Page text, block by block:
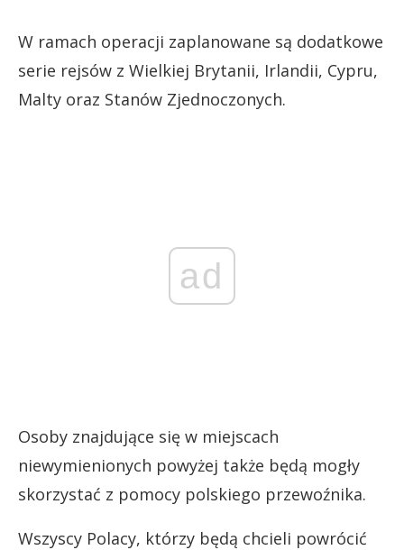
W ramach operacji zaplanowane są dodatkowe
serie rejsów z Wielkiej Brytanii, Irlandii, Cypru,
Malty oraz Stanów Zjednoczonych.
ad
Osoby znajdujące się w miejscach
niewymienionych powyżej także będą mogły
skorzystać z pomocy polskiego przewoźnika.
Wszyscy Polacy, którzy będą chcieli powrócić